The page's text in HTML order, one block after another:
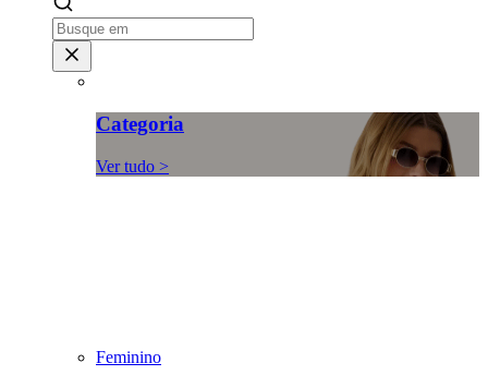
Categoria
Ver tudo >
Feminino